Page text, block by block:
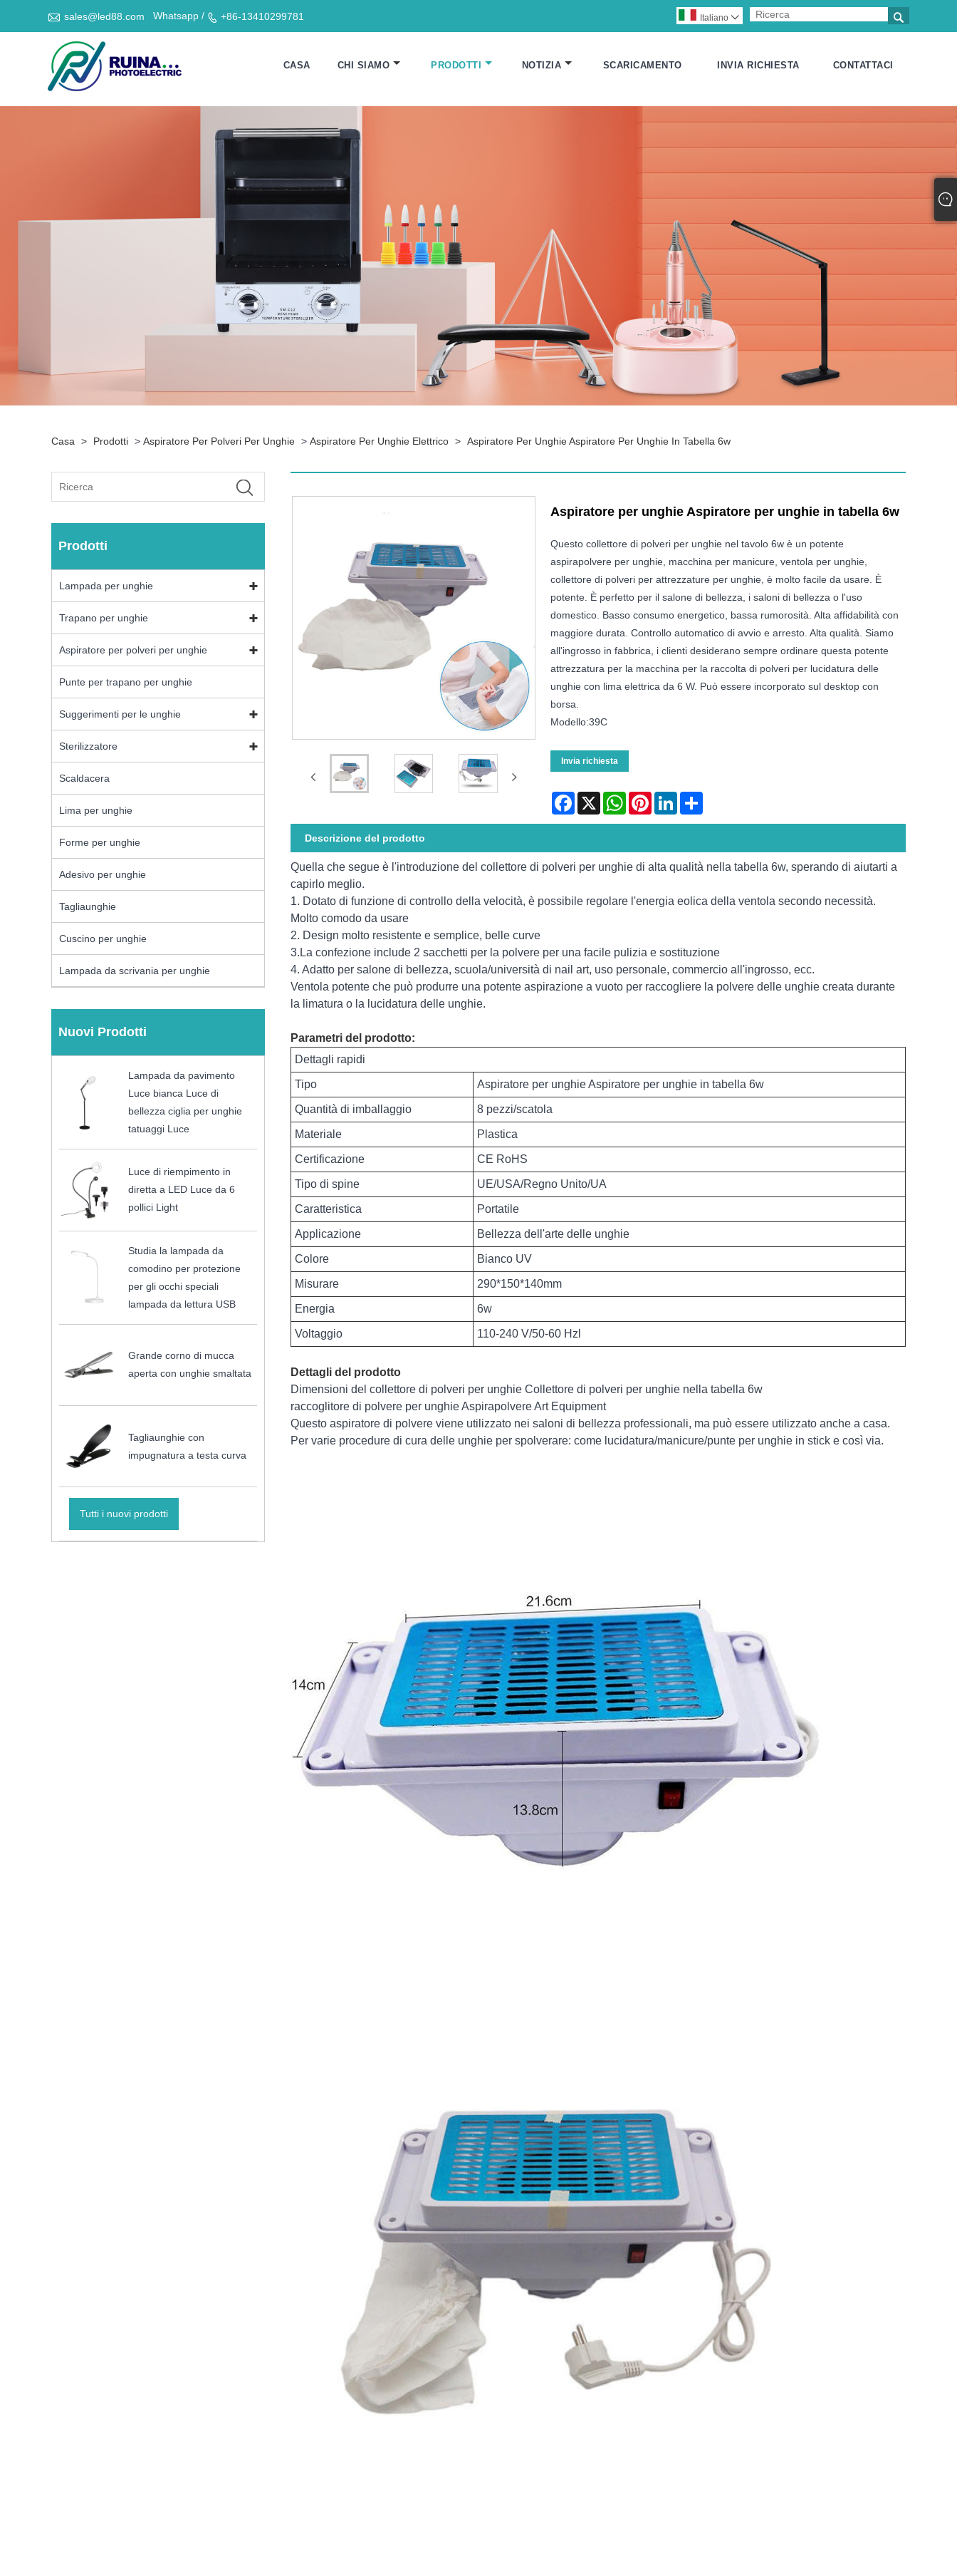
 sales@led88.com Whatsapp /  +86-13410299781 
Italiano 
CASA CHI SIAMO PRODOTTI NOTIZIA SCARICAMENTO INVIA RICHIESTA CONTATTACI
Casa > Prodotti > Aspiratore Per Polveri Per Unghie > Aspiratore Per Unghie Elettrico > Aspiratore Per Unghie Aspiratore Per Unghie In Tabella 6w
Prodotti
Lampada per unghie
Trapano per unghie
Aspiratore per polveri per unghie
Punte per trapano per unghie
Suggerimenti per le unghie
Sterilizzatore
Scaldacera
Lima per unghie
Forme per unghie
Adesivo per unghie
Tagliaunghie
Cuscino per unghie
Lampada da scrivania per unghie
Nuovi Prodotti
Lampada da pavimento
Luce bianca Luce di
bellezza ciglia per unghie
tatuaggi Luce
Luce di riempimento in
diretta a LED Luce da 6
pollici Light
Studia la lampada da
comodino per protezione
per gli occhi speciali
lampada da lettura USB
Grande corno di mucca
aperta con unghie smaltata
Tagliaunghie con
impugnatura a testa curva
Tutti i nuovi prodotti
Aspiratore per unghie Aspiratore per unghie in tabella 6w
Questo collettore di polveri per unghie nel tavolo 6w è un potente
aspirapolvere per unghie, macchina per manicure, ventola per unghie,
collettore di polveri per attrezzature per unghie, è molto facile da usare. È
potente. È perfetto per il salone di bellezza, i saloni di bellezza o l'uso
domestico. Basso consumo energetico, bassa rumorosità. Alta affidabilità con
maggiore durata. Controllo automatico di avvio e arresto. Alta qualità. Siamo
all'ingrosso in fabbrica, i clienti desiderano sempre ordinare questa potente
attrezzatura per la macchina per la raccolta di polveri per lucidatura delle
unghie con lima elettrica da 6 W. Può essere incorporato sul desktop con
borsa.
Modello:39C
Invia richiesta
Facebook
X WhatsAppPinterestLinkedInShare
Descrizione del prodotto
Quella che segue è l'introduzione del collettore di polveri per unghie di alta qualità nella tabella 6w, sperando di aiutarti a
capirlo meglio.
1. Dotato di funzione di controllo della velocità, è possibile regolare l'energia eolica della ventola secondo necessità.
Molto comodo da usare
2. Design molto resistente e semplice, belle curve
3.La confezione include 2 sacchetti per la polvere per una facile pulizia e sostituzione
4. Adatto per salone di bellezza, scuola/università di nail art, uso personale, commercio all'ingrosso, ecc.
Ventola potente che può produrre una potente aspirazione a vuoto per raccogliere la polvere delle unghie creata durante
la limatura o la lucidatura delle unghie.
Parametri del prodotto:
Dettagli rapidi
Tipo Aspiratore per unghie Aspiratore per unghie in tabella 6w
Quantità di imballaggio 8 pezzi/scatola
Materiale Plastica
Certificazione CE RoHS
Tipo di spine UE/USA/Regno Unito/UA
Caratteristica Portatile
Applicazione Bellezza dell'arte delle unghie
Colore Bianco UV
Misurare 290*150*140mm
Energia 6w
Voltaggio 110-240 V/50-60 Hzl
Dettagli del prodotto
Dimensioni del collettore di polveri per unghie Collettore di polveri per unghie nella tabella 6w
raccoglitore di polvere per unghie Aspirapolvere Art Equipment
Questo aspiratore di polvere viene utilizzato nei saloni di bellezza professionali, ma può essere utilizzato anche a casa.
Per varie procedure di cura delle unghie per spolverare: come lucidatura/manicure/punte per unghie in stick e così via.